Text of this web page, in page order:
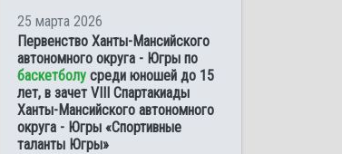
25 марта 2026
Первенство Ханты-Мансийского
автономного округа - Югры по
баскетболу среди юношей до 15
лет, в зачет VIII Спартакиады
Ханты-Мансийского автономного
округа - Югры «Спортивные
таланты Югры»